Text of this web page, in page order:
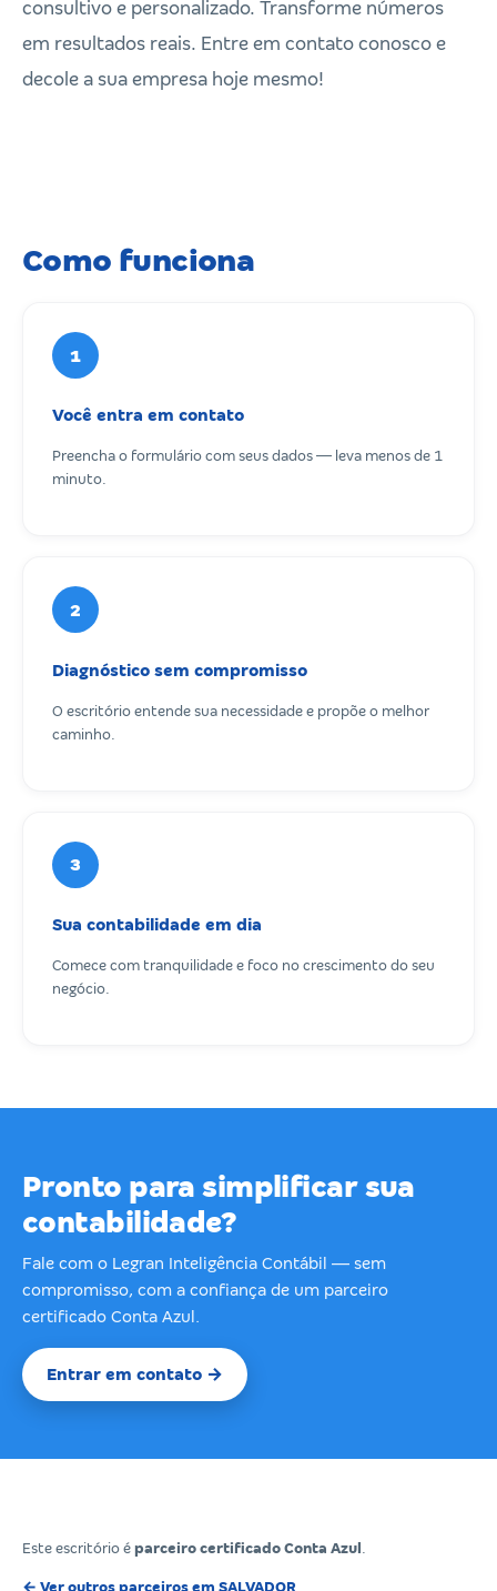
consultivo e personalizado. Transforme números
em resultados reais. Entre em contato conosco e
decole a sua empresa hoje mesmo!
Como funciona
1
Você entra em contato
Preencha o formulário com seus dados — leva menos de 1
minuto.
2
Diagnóstico sem compromisso
O escritório entende sua necessidade e propõe o melhor
caminho.
3
Sua contabilidade em dia
Comece com tranquilidade e foco no crescimento do seu
negócio.
Pronto para simplificar sua
contabilidade?
Fale com o Legran Inteligência Contábil — sem
compromisso, com a confiança de um parceiro
certificado Conta Azul.
Entrar em contato →
Este escritório é parceiro certificado Conta Azul
← Ver outros parceiros em SALVADOR